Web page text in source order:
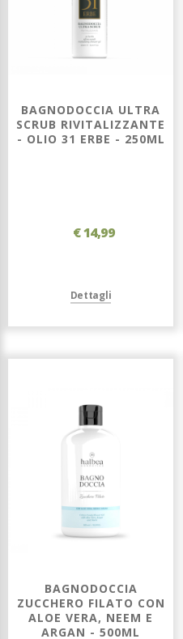
BAGNODOCCIA ULTRA
SCRUB RIVITALIZZANTE
- OLIO 31 ERBE - 250ML
€ 14,99
Dettagli
BAGNODOCCIA
ZUCCHERO FILATO CON
ALOE VERA, NEEM E
ARGAN - 500ML